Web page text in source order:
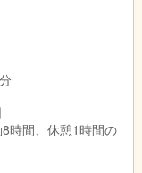
時間、休憩1時間の